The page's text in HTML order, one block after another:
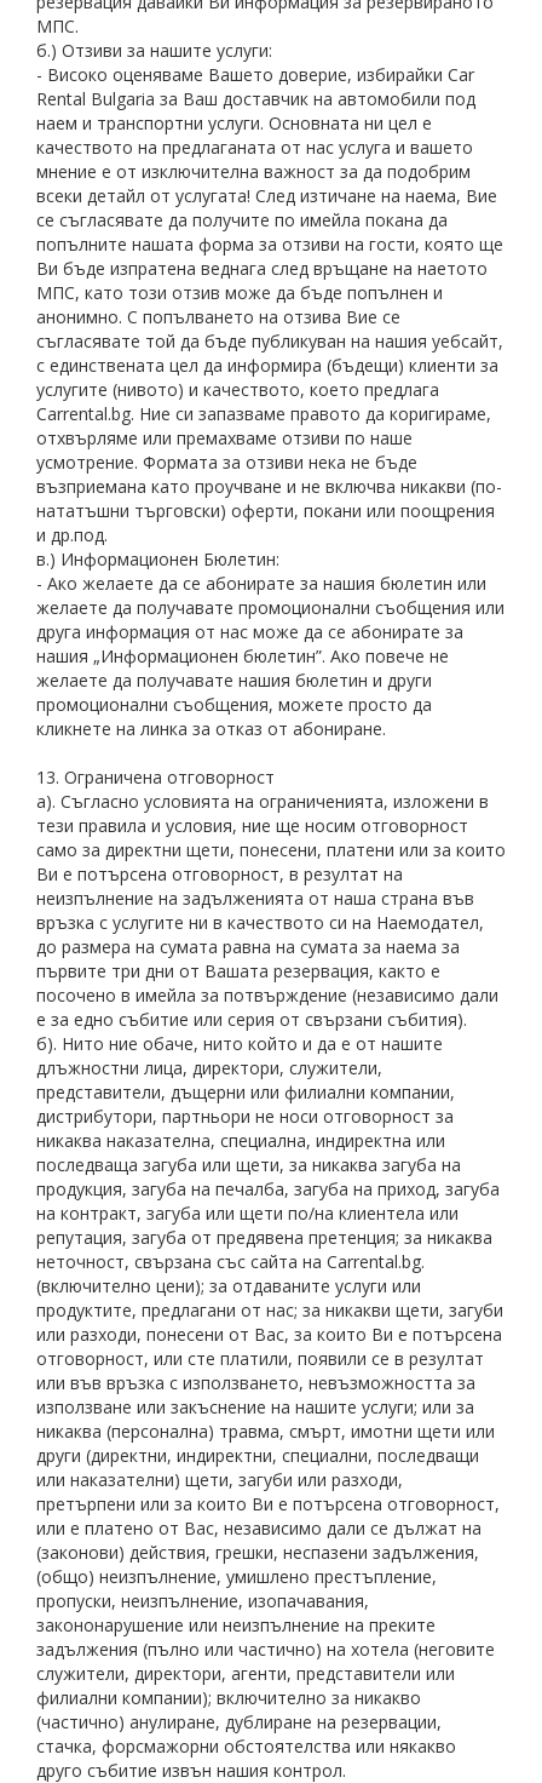
МПС.
б.) Отзиви за нашите услуги:
- Високо оценяваме Вашето доверие, избирайки Car
Rental Bulgaria за Ваш доставчик на автомобили под
наем и транспортни услуги. Основната ни цел е
качеството на предлаганата от нас услуга и вашето
мнение е от изключителна важност за да подобрим
всеки детайл от услугата! След изтичане на наема, Вие
се съгласявате да получите по имейла покана да
попълните нашата форма за отзиви на гости, която ще
Ви бъде изпратена веднага след връщане на наетото
МПС, като този отзив може да бъде попълнен и
анонимно. С попълването на отзива Вие се
съгласявате той да бъде публикуван на нашия уебсайт,
с единствената цел да информира (бъдещи) клиенти за
услугите (нивото) и качеството, което предлага
Carrental.bg. Ние си запазваме правото да коригираме,
отхвърляме или премахваме отзиви по наше
усмотрение. Формата за отзиви нека не бъде
възприемана като проучване и не включва никакви (по-
нататъшни търговски) оферти, покани или поощрения
и др.под.
в.) Информационен Бюлетин:
- Ако желаете да се абонирате за нашия бюлетин или
желаете да получавате промоционални съобщения или
друга информация от нас може да се абонирате за
нашия „Информационен бюлетин”. Ако повече не
желаете да получавате нашия бюлетин и други
промоционални съобщения, можете просто да
кликнете на линка за отказ от абониране.
13. Ограничена отговорност
а). Съгласно условията на ограниченията, изложени в
тези правила и условия, ние ще носим отговорност
само за директни щети, понесени, платени или за които
Ви е потърсена отговорност, в резултат на
неизпълнение на задълженията от наша страна във
връзка с услугите ни в качеството си на Наемодател,
до размера на сумата равна на сумата за наема за
първите три дни от Вашата резервация, както е
посочено в имейла за потвърждение (независимо дали
е за едно събитие или серия от свързани събития).
б). Нито ние обаче, нито който и да е от нашите
длъжностни лица, директори, служители,
представители, дъщерни или филиални компании,
дистрибутори, партньори не носи отговорност за
никаква наказателна, специална, индиректна или
последваща загуба или щети, за никаква загуба на
продукция, загуба на печалба, загуба на приход, загуба
на контракт, загуба или щети по/на клиентела или
репутация, загуба от предявена претенция; за никаква
неточност, свързана със сайта на Carrental.bg.
(включително цени); за отдаваните услуги или
продуктите, предлагани от нас; за никакви щети, загуби
или разходи, понесени от Вас, за които Ви е потърсена
отговорност, или сте платили, появили се в резултат
или във връзка с използването, невъзможността за
използване или закъснение на нашите услуги; или за
никаква (персонална) травма, смърт, имотни щети или
други (директни, индиректни, специални, последващи
или наказателни) щети, загуби или разходи,
претърпени или за които Ви е потърсена отговорност,
или е платено от Вас, независимо дали се дължат на
(законови) действия, грешки, неспазени задължения,
(общо) неизпълнение, умишлено престъпление,
пропуски, неизпълнение, изопачавания,
закононарушение или неизпълнение на преките
задължения (пълно или частично) на хотела (неговите
служители, директори, агенти, представители или
филиални компании); включително за никакво
(частично) анулиране, дублиране на резервации,
стачка, форсмажорни обстоятелства или някакво
друго събитие извън нашия контрол.